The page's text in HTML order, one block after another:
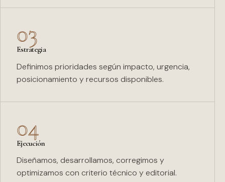
03
Estrategia
Definimos prioridades según impacto, urgencia,
posicionamiento y recursos disponibles.
04
Ejecución
Diseñamos, desarrollamos, corregimos y
optimizamos con criterio técnico y editorial.